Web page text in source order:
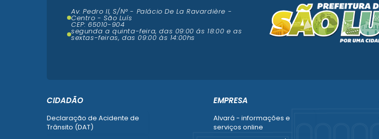
CIDADÃO
Declaração de Acidente de
Trânsito (DAT)
EMPRESA
Alvará - informações e
serviços online
Av. Pedro II, S/N° - Palácio De La Ravardière -
Centro - São Luís
CEP: 65010-904
segunda a quinta-feira, das 09:00 ás 18:00 e as
sextas-feiras, das 09:00 às 14:00hs